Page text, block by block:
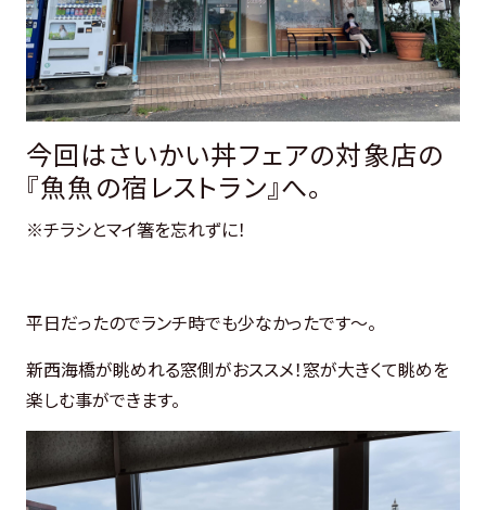
今回はさいかい丼フェアの対象店の
『魚魚の宿レストラン』へ。
※チラシとマイ箸を忘れずに！
平日だったのでランチ時でも少なかったです～。
新西海橋が眺めれる窓側がおススメ！窓が大きくて眺めを
楽しむ事ができます。